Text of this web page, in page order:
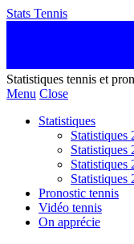
Stats Tennis
Statistiques tennis et
Menu Close
Statistiques
Statistiques
Statistiques
Statistiques
Statistiques
Pronostic tennis
Vidéo tennis
On apprécie